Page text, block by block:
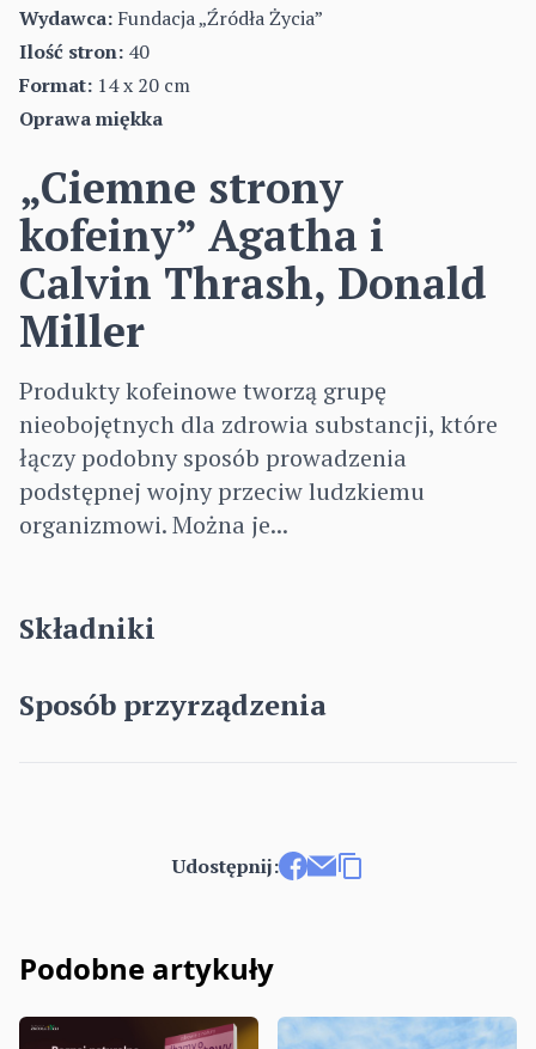
Wydawca: Fundacja „Źródła Życia”
Ilość stron: 40
Format: 14 x 20 cm
Oprawa miękka
„Ciemne strony
kofeiny” Agatha i
Calvin Thrash, Donald
Miller
Produkty kofeinowe tworzą grupę
nieobojętnych dla zdrowia substancji, które
łączy podobny sposób prowadzenia
podstępnej wojny przeciw ludzkiemu
organizmowi. Można je...
Składniki
Sposób przyrządzenia
Udostępnij:
Podobne artykuły